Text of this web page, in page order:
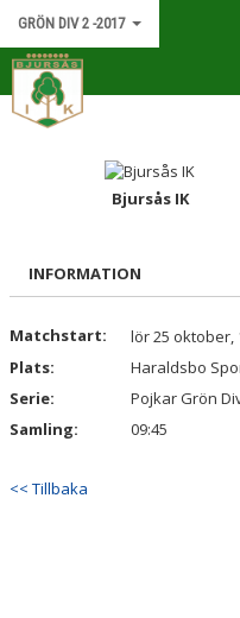
GRÖN DIV 2 -2017
HEM
MATCHER
TRUPPEN
BILDGALLERI
DOKUMENT
KONTAKT
Bjursås IK
INFORMATION
Matchstart:
lör 25 oktober,
Plats:
Haraldsbo
Serie:
Pojkar Grön
Samling:
09:45
<< Tillbaka